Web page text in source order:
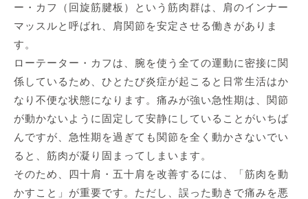
ー・カフ（回旋筋腱板）という筋肉群は、肩のインナー
マッスルと呼ばれ、肩関節を安定させる働きがありま
す。
ローテーター・カフは、腕を使う全ての運動に密接に関
係しているため、ひとたび炎症が起こると日常生活はか
なり不便な状態になります。痛みが強い急性期は、関節
が動かないように固定して安静にしていることがいちば
んですが、急性期を過ぎても関節を全く動かさないでい
ると、筋肉が凝り固まってしまいます。
そのため、四十肩・五十肩を改善するには、「筋肉を動
かすこと」が重要です。ただし、誤った動きで痛みを悪